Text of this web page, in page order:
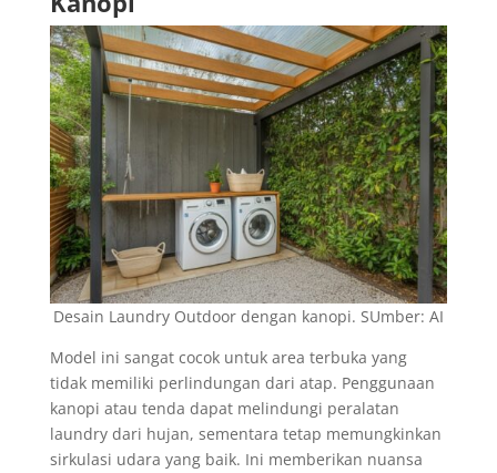
Desain Laundry Outdoor dengan kanopi. SUmber: AI
Model ini sangat cocok untuk area terbuka yang
tidak memiliki perlindungan dari atap. Penggunaan
kanopi atau tenda dapat melindungi peralatan
laundry dari hujan, sementara tetap memungkinkan
sirkulasi udara yang baik. Ini memberikan nuansa